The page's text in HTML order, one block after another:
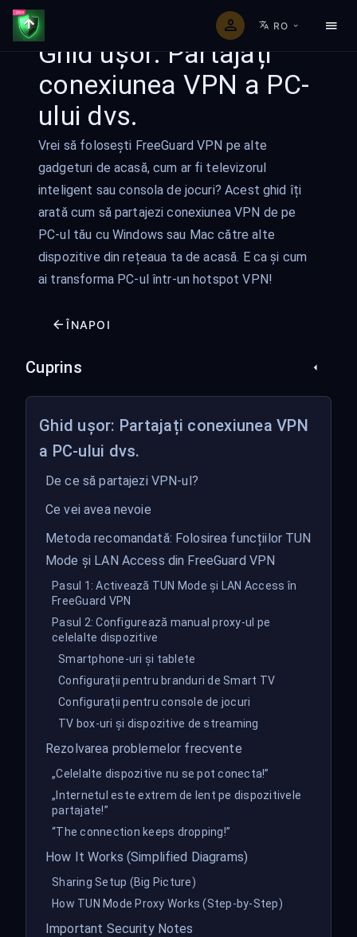
RO
Ghid ușor: Partajați
conexiunea VPN a PC-
ului dvs.
Vrei să folosești FreeGuard VPN pe alte
gadgeturi de acasă, cum ar fi televizorul
inteligent sau consola de jocuri? Acest ghid îți
arată cum să partajezi conexiunea VPN de pe
PC-ul tău cu Windows sau Mac către alte
dispozitive din rețeaua ta de acasă. E ca și cum
ai transforma PC-ul într-un hotspot VPN!
ÎNAPOI
Cuprins
Ghid ușor: Partajați conexiunea VPN
a PC-ului dvs.
De ce să partajezi VPN-ul?
Ce vei avea nevoie
Metoda recomandată: Folosirea funcțiilor TUN
Mode și LAN Access din FreeGuard VPN
Pasul 1: Activează TUN Mode și LAN Access în
FreeGuard VPN
Pasul 2: Configurează manual proxy-ul pe
celelalte dispozitive
Smartphone-uri și tablete
Configurații pentru branduri de Smart TV
Configurații pentru console de jocuri
TV box-uri și dispozitive de streaming
Rezolvarea problemelor frecvente
„Celelalte dispozitive nu se pot conecta!”
„Internetul este extrem de lent pe dispozitivele
partajate!”
“The connection keeps dropping!”
How It Works (Simplified Diagrams)
Sharing Setup (Big Picture)
How TUN Mode Proxy Works (Step-by-Step)
Important Security Notes